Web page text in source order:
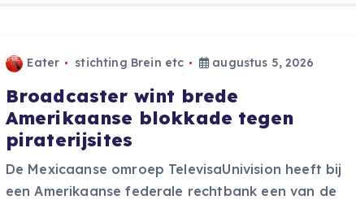
Eater stichting Brein etc augustus 5, 2026
Broadcaster wint brede
Amerikaanse blokkade tegen
piraterijsites
De Mexicaanse omroep TelevisaUnivision heeft bij
een Amerikaanse federale rechtbank een van de